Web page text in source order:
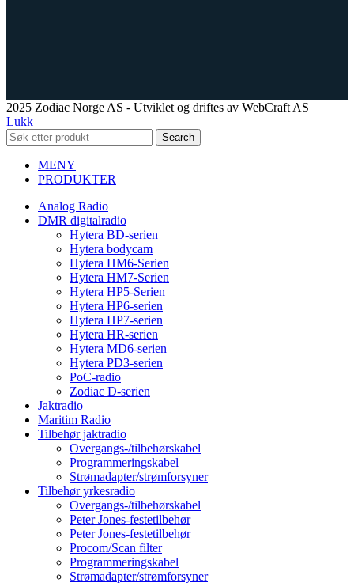
2025 Zodiac Norge AS - Utviklet og driftes av WebCraft AS
Lukk
Search
MENY
PRODUKTER
Analog Radio
DMR digitalradio
Hytera BD-serien
Hytera bodycam
Hytera HM6-Serien
Hytera HM7-Serien
Hytera HP5-Serien
Hytera HP6-serien
Hytera HP7-serien
Hytera HR-serien
Hytera MD6-serien
Hytera PD3-serien
PoC-radio
Zodiac D-serien
Jaktradio
Maritim Radio
Tilbehør jaktradio
Overgangs-/tilbehørskabel
Programmeringskabel
Strømadapter/strømforsyner
Tilbehør yrkesradio
Overgangs-/tilbehørskabel
Peter Jones-festetilbehør
Peter Jones-festetilbehør
Procom/Scan filter
Programmeringskabel
Strømadapter/strømforsyner